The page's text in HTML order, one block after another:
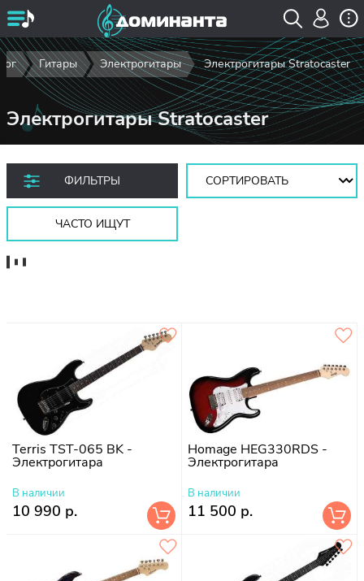
Гитары Электрогитары Электрогитары Stratocaster
Электрогитары Stratocaster
ФИЛЬТРЫ
Сортировать:
ЧАСТО ИЩУТ
Terris TST-065 BK -
Электрогитара
В наличии
10 990 р.
Homage HEG330RDS -
Электрогитара
В наличии
11 500 р.